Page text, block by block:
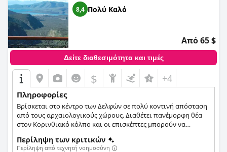
8,4 Πολύ Καλό
Από 65 $
Δείτε διαθεσιμότητα και τιμές
$ +4
Πληροφορίες
Βρίσκεται στο κέντρο των Δελφών σε πολύ κοντινή απόσταση
από τους αρχαιολογικούς χώρους. Διαθέτει πανέμορφη θέα
στον Κορινθιακό κόλπο και οι επισκέπτες μπορούν να
τρεις πολυτελείς σουίτες.
Περίληψη των κριτικών
Περίληψη από τεχνητή νοημοσύνη